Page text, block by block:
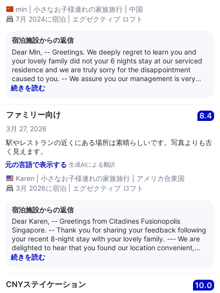
giving u
min 小さなお子様連れの家族旅行
中国
7月 2024に宿泊 | エグゼクティブ ロフト
宿泊施設からの返信
Dear Min, -- Greetings. We deeply regret to learn you and
your lovely family did not your 6 nights stay at our serviced
residence and we are truly sorry for the disappointment
caused to you. -- We assure you our management is very
concerned as it is always our sincere hope our guests enjoy
Guest Service management team will investigate and
appreciate your valuable feedback as it is essential in
educating our staff about good and bad service, and we
shall ensure your feedback will be given to all. All of us truly
hope you and your family will give us an opportunity to
welcome you back as we truly wish to recover your stay
experience and allow us to change your impression of us..
Thank you. Kind regards, -- The management of Citadines
Fusionopolis Singapore
続きを読む
ファミリー向け 8.4
3月 27, 2026
駅やレストランの近くにある場所は素晴らしいです。写真よりも古
く見えます。
元の言語で表示する 生成AIによる翻訳
Karen 小さなお子様連れの家族旅行
アメリカ合衆国
3月 2026に宿泊 | エグゼクティブ ロフト
宿泊施設からの返信
Dear Karen, -- Greetings from Citadines Fusionopolis
Singapore. -- Thank you for sharing your feedback following
your recent 8-night stay with your lovely family. --- We are
delighted to hear that you found our location convenient,
with easy access to public transport and nearby dining
appearance of the property. Your feedback is valuable and
続きを読む
CNYステイケーション 10.0